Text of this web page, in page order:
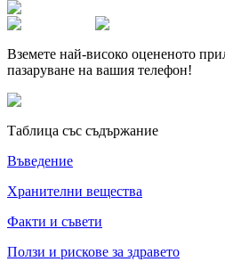
Вземете най-високо оцененото
пазаруване на вашия телефон!
Таблица със съдържание
Въведение
Хранителни вещества
Факти и съвети
Ползи и рискове за здравето